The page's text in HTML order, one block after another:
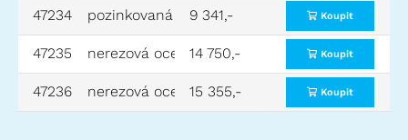
47234 pozinkovaná ocel 400
9 341,- Koupit
47235 nerezová ocel 300
14 750,- Koupit
47236 nerezová ocel 400
15 355,- Koupit